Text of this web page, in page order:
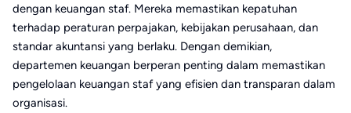
dengan keuangan staf. Mereka memastikan kepatuhan
terhadap peraturan perpajakan, kebijakan perusahaan, dan
standar akuntansi yang berlaku. Dengan demikian,
departemen keuangan berperan penting dalam memastikan
pengelolaan keuangan staf yang efisien dan transparan dalam
organisasi.